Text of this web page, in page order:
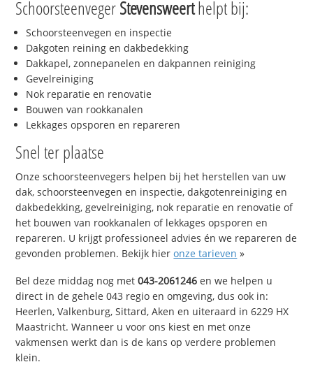
SchoorsteenvegerStevensweerthelpt bij:
Schoorsteenvegen en inspectie
Dakgoten reining en dakbedekking
Dakkapel, zonnepanelen en dakpannen reiniging
Gevelreiniging
Nok reparatie en renovatie
Bouwen van rookkanalen
Lekkages opsporen en repareren
Snel ter plaatse
Onze schoorsteenvegers helpen bij het herstellen van uw
dak, schoorsteenvegen en inspectie, dakgotenreiniging en
dakbedekking, gevelreiniging, nok reparatie en renovatie of
het bouwen van rookkanalen of lekkages opsporen en
repareren. U krijgt professioneel advies én we repareren de
gevonden problemen. Bekijk hieronze tarieven »
Bel deze middag nog met043-2061246 en we helpen u
direct in de gehele 043 regio en omgeving, dus ook in:
Heerlen, Valkenburg, Sittard, Aken en uiteraard in 6229 HX
Maastricht. Wanneer u voor ons kiest en met onze
vakmensen werkt dan is de kans op verdere problemen
klein.